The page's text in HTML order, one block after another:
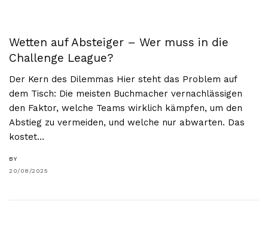
Wetten auf Absteiger – Wer muss in die
Challenge League?
Der Kern des Dilemmas Hier steht das Problem auf
dem Tisch: Die meisten Buchmacher vernachlässigen
den Faktor, welche Teams wirklich kämpfen, um den
Abstieg zu vermeiden, und welche nur abwarten. Das
kostet…
BY
20/08/2025